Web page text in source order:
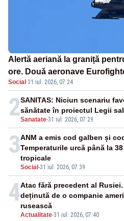
Alertă aeriană la graniță
ore. Două aeronave
ridicate de la sol
Social ·31 iul. 2026, 07:24
2Sanatate-31 iul. 2026, 07:29
SANITAS: Niciun scenariu
sănătate în proiectul Legii
3
Social -31 iul. 2026, 07:39
ANM a emis cod galben și
Temperaturile urcă până la
tropicale
4
Actualitate-31 iul. 2026, 07:40
Atac fără precedent al
deținută de o companie
rusească